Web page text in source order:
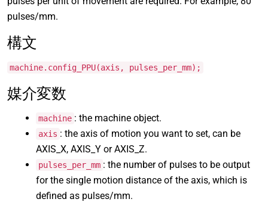
pulses/mm.
構文
machine.config_PPU(axis, pulses_per_mm);
媒介変数
machine : the machine object.
axis : the axis of motion you want to set, can be
AXIS_X, AXIS_Y or AXIS_Z.
pulses_per_mm : the number of pulses to be output
for the single motion distance of the axis, which is
defined as pulses/mm.